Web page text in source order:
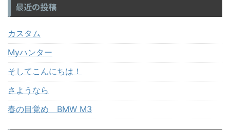
最近の投稿
カスタム
Myハンター
そしてこんにちは！
さようなら
春の目覚め BMW M3